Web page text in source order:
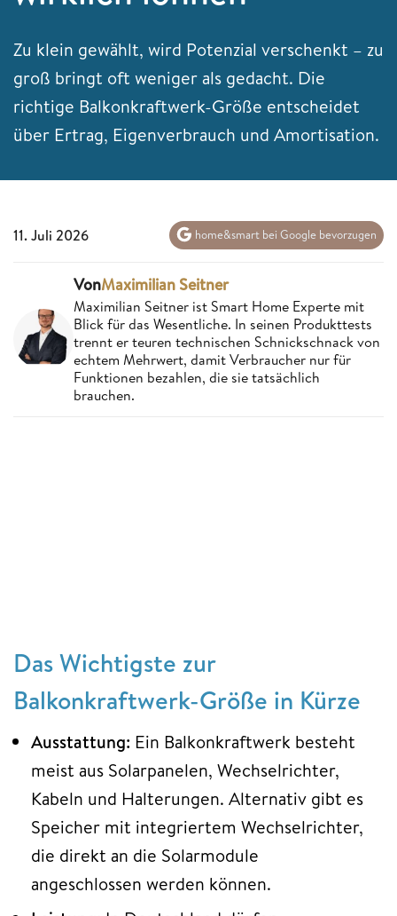
Zu klein gewählt, wird Potenzial verschenkt – zu
groß bringt oft weniger als gedacht. Die
richtige Balkonkraftwerk-Größe entscheidet
über Ertrag, Eigenverbrauch und Amortisation.
11. Juli 2026 home&smart bei Google bevorzugen
VonMaximilian Seitner
Maximilian Seitner ist Smart Home Experte mit
Blick für das Wesentliche. In seinen Produkttests
trennt er teuren technischen Schnickschnack von
echtem Mehrwert, damit Verbraucher nur für
Funktionen bezahlen, die sie tatsächlich
brauchen.
Das Wichtigste zur
Balkonkraftwerk-Größe in Kürze
Ausstattung: Ein Balkonkraftwerk besteht
meist aus Solarpanelen, Wechselrichter,
Kabeln und Halterungen. Alternativ gibt es
Speicher mit integriertem Wechselrichter,
die direkt an die Solarmodule
angeschlossen werden können.